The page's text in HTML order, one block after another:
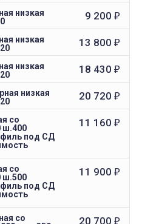
низкая
9 200 ₽
низкая
13 800 ₽
низкая
18 430 ₽
низкая
20 720 ₽
со
ш.400
под СД
11 160 ₽
со
ш.500
под СД
11 900 ₽
со
20 700 ₽